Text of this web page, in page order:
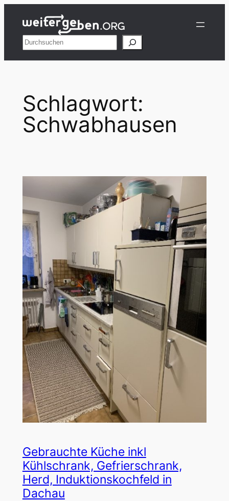
Inhalt
springenSuchen
Schlagwort:
Schwabhausen
Gebrauchte Küche inkl
Kühlschrank, Gefrierschrank,
Herd, Induktionskochfeld in
Dachau